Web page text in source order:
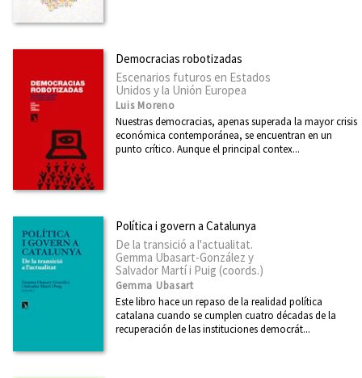
Democracias robotizadas
Escenarios futuros en Estados
Unidos y la Unión Europea
Luis Moreno
Nuestras democracias, apenas superada la mayor crisis
económica contemporánea, se encuentran en un
punto crítico. Aunque el principal contex...
Política i govern a Catalunya
De la transició a l'actualitat.
Gemma Ubasart-González y
Salvador Martí i Puig (coords.)
Gemma Ubasart
Este libro hace un repaso de la realidad política
catalana cuando se cumplen cuatro décadas de la
recuperación de las instituciones democrát...